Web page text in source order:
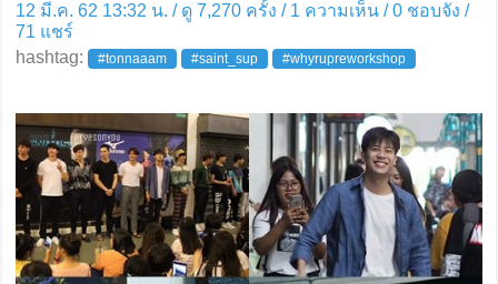
12 มี.ค. 62 13:32 น. / ดู 7,270 ครั้ง / 1 ความเห็น /0ชอบจัง /
71 แชร์
hashtag:
#tonnaaam #saint_sup #whyrupreworkshop